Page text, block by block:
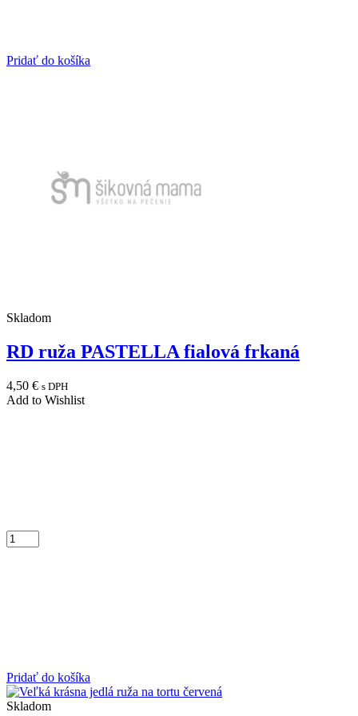
Pridať do košíka
Skladom
RD ruža PASTELLA fialová frkaná
4,50 € s DPH
Add to Wishlist
Pridať do košíka
Skladom